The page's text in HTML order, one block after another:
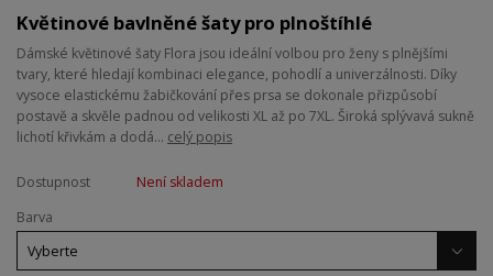
Květinové bavlněné šaty pro plnoštíhlé
Dámské květinové šaty Flora jsou ideální volbou pro ženy s plnějšími
tvary, které hledají kombinaci elegance, pohodlí a univerzálnosti. Díky
vysoce elastickému žabičkování přes prsa se dokonale přizpůsobí
postavě a skvěle padnou od velikosti XL až po 7XL. Široká splývavá sukně
lichotí křivkám a dodá... celý popis
Dostupnost
Není skladem
Barva